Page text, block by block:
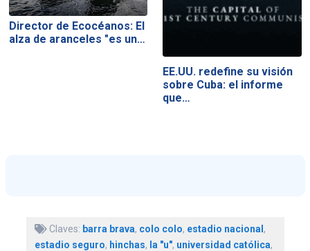
Director de Ecocéanos: El
alza de aranceles "es un…
EE.UU. redefine su visión
sobre Cuba: el informe
que…
Claves: barra brava, colo colo, estadio nacional,
estadio seguro, hinchas, la "u", universidad católica,